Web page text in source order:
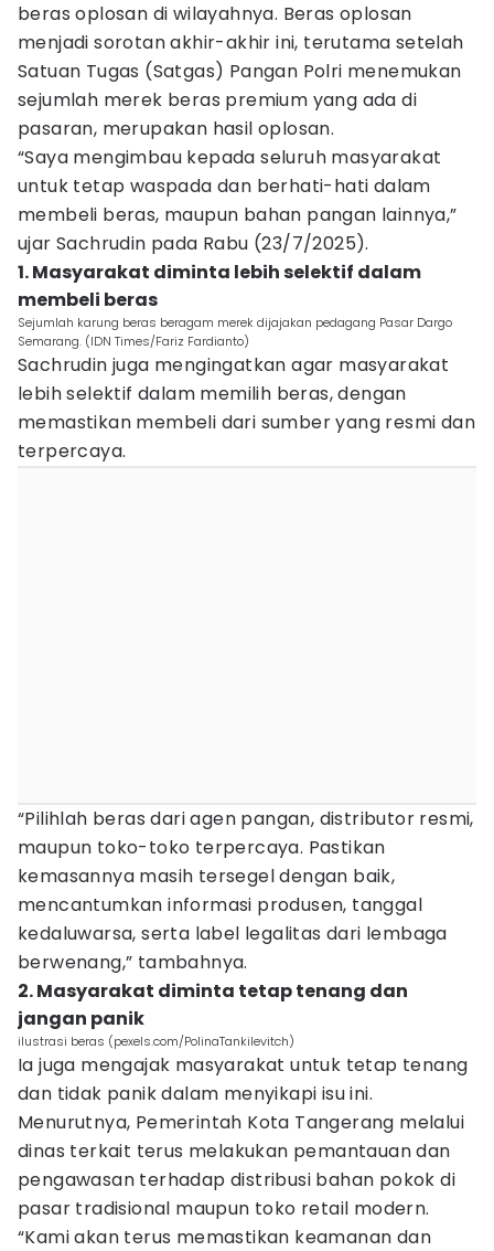
beras oplosan di wilayahnya. Beras oplosan
menjadi sorotan akhir-akhir ini, terutama setelah
Satuan Tugas (Satgas) Pangan Polri menemukan
sejumlah merek beras premium yang ada di
pasaran, merupakan hasil oplosan.
“Saya mengimbau kepada seluruh masyarakat
untuk tetap waspada dan berhati-hati dalam
membeli beras, maupun bahan pangan lainnya,”
ujar Sachrudin pada Rabu (23/7/2025).
1. Masyarakat diminta lebih selektif dalam
membeli beras
Sejumlah karung beras beragam merek dijajakan pedagang Pasar Dargo
Semarang. (IDN Times/Fariz Fardianto)
Sachrudin juga mengingatkan agar masyarakat
lebih selektif dalam memilih beras, dengan
memastikan membeli dari sumber yang resmi dan
terpercaya.
“Pilihlah beras dari agen pangan, distributor resmi,
maupun toko-toko terpercaya. Pastikan
kemasannya masih tersegel dengan baik,
mencantumkan informasi produsen, tanggal
kedaluwarsa, serta label legalitas dari lembaga
berwenang,” tambahnya.
2. Masyarakat diminta tetap tenang dan
jangan panik
ilustrasi beras (pexels.com/PolinaTankilevitch)
Ia juga mengajak masyarakat untuk tetap tenang
dan tidak panik dalam menyikapi isu ini.
Menurutnya, Pemerintah Kota Tangerang melalui
dinas terkait terus melakukan pemantauan dan
pengawasan terhadap distribusi bahan pokok di
pasar tradisional maupun toko retail modern.
“Kami akan terus memastikan keamanan dan